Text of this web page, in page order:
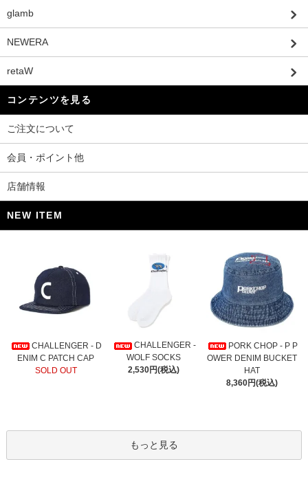
glamb
NEWERA
retaW
コンテンツを見る
ご注文について
会員・ポイント他
店舗情報
NEW ITEM
CHALLENGER - D
ENIM C PATCH CAP
SOLD OUT
CHALLENGER -
WOLF SOCKS
2,530円(税込)
PORK CHOP - P P
OWER DENIM BUCKET
HAT
8,360円(税込)
もっと見る